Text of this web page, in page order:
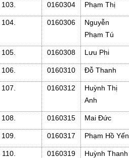
103. 0160304 Phạm Thị
104. 0160306
Nguyễn
Phạm Tú
105. 0160308 Lưu Phi
106. 0160310 Đỗ Thanh
107. 0160312
Huỳnh Thị
Anh
108. 0160315 Mai Đức
109. 0160317 Phạm Hồ Yến
110. 0160319 Huỳnh Thanh